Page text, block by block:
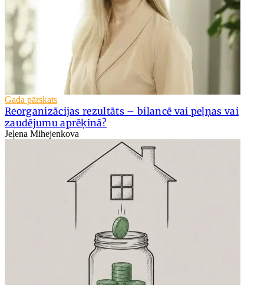
Gada pārskats
Reorganizācijas rezultāts – bilancē vai peļņas vai
zaudējumu aprēķinā?
Jeļena Mihejenkova